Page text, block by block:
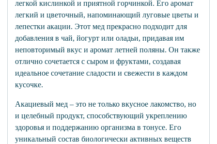
легкой кислинкой и приятной горчинкой. Его аромат
легкий и цветочный, напоминающий луговые цветы и
лепестки акации. Этот мед прекрасно подходит для
добавления в чай, йогурт или оладьи, придавая им
неповторимый вкус и аромат летней поляны. Он также
отлично сочетается с сыром и фруктами, создавая
идеальное сочетание сладости и свежести в каждом
кусочке.
Акациевый мед – это не только вкусное лакомство, но
и целебный продукт, способствующий укреплению
здоровья и поддержанию организма в тонусе. Его
уникальный состав биологически активных веществ